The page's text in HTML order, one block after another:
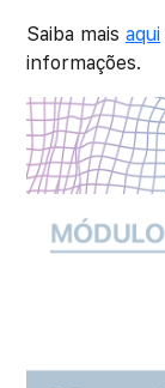
Saiba mais aqui
informações.